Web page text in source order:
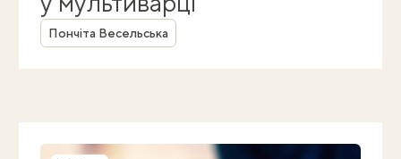
Автор
Пончіта Весельська